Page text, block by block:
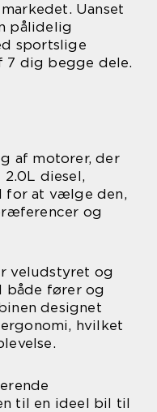
Uanset
pålidelig
sportslige
7 dig begge dele.
af motorer, der
diesel,
for at vælge den,
og
veludstyret og
både fører og
designet
hvilket
til en ideel bil til